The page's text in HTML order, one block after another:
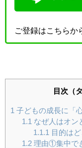
ご登録はこちらか
目次（
1 子どもの成長に「
1.1 なぜ人はオン
1.1.1
目的は
1.2理由①集中で